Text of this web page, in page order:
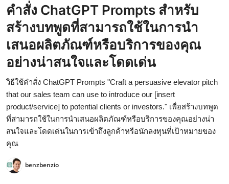
ChatGPT Prompts
ข่าว AI รอบโลก
ThaiGPT Builder
คอร์สเรียน ChatGPT
คำสั่ง ChatGPT Prompts สำหรับ
สร้างบทพูดที่สามารถใช้ในการนำ
เสนอผลิตภัณฑ์หรือบริการของคุณ
อย่างน่าสนใจและโดดเด่น
วิธีใช้คำสั่ง ChatGPT Prompts "Craft a persuasive elevator pitch
that our sales team can use to introduce our [insert
product/service] to potential clients or investors." เพื่อสร้างบทพูด
ที่สามารถใช้ในการนำเสนอผลิตภัณฑ์หรือบริการของคุณอย่างน่า
สนใจและโดดเด่นในการเข้าถึงลูกค้าหรือนักลงทุนที่เป้าหมายของ
คุณ
benzbenzio